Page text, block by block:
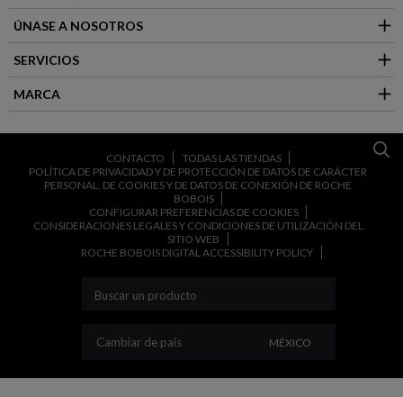
ÚNASE A NOSOTROS
SERVICIOS
MARCA
CONTACTO
TODAS LAS TIENDAS
POLÍTICA DE PRIVACIDAD Y DE PROTECCIÓN DE DATOS DE CARÁCTER
PERSONAL, DE COOKIES Y DE DATOS DE CONEXIÓN DE ROCHE
BOBOIS
CONFIGURAR PREFERENCIAS DE COOKIES
CONSIDERACIONES LEGALES Y CONDICIONES DE UTILIZACIÓN DEL
SITIO WEB
ROCHE BOBOIS DIGITAL ACCESSIBILITY POLICY
Cambiar de país CAMBIAR DE PAÍS
MÉXICO